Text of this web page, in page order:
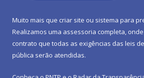
Muito mais que criar site ou sistema para
Realizamos uma assessoria completa,
contrato que todas as exigências das leis
pública serão atendidas.